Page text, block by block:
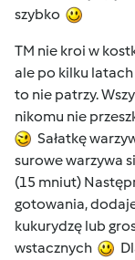
szybko
TM nie kroi w
ale po kilku
to nie patrzy.
nikomu nie
Sałatkę
surowe warzywa
(15 mniut)
gotowania,
kukurydzę lub
wstacznych